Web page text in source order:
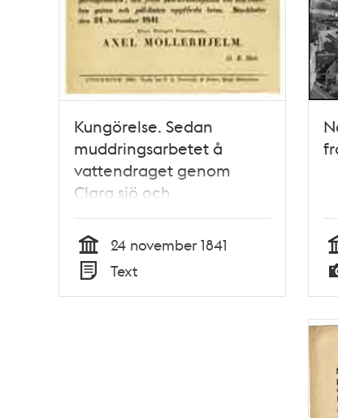
Kungörelse. Sedan
muddringsarbetet å
vattendraget genom
Clara sjö och
Rörstrandsviken samt
kanalen ut till
Carlbergsviken numera
blifvit
fullbordadt...Stockholm
Tid
24 november 1841
Typ
Text